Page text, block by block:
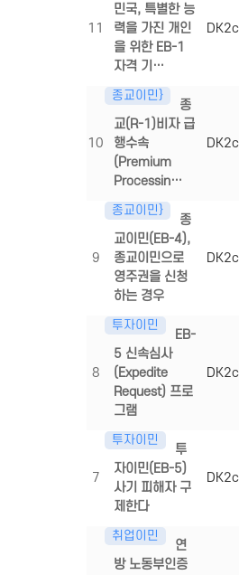
11
민국, 특별한 능
력을 가진 개인
을 위한 EB-1
자격 기…
10
종교이민}
종
교(R-1)비자 급
행수속
(Premium
Processin…
9
종교이민}
종
교이민(EB-4),
종교이민으로
영주권을 신청
하는 경우
8
투자이민
EB-
5 신속심사
(Expedite
Request) 프로
그램
7
투자이민
투
자이민(EB-5)
사기 피해자 구
제한다
취업이민
연
방 노동부인증